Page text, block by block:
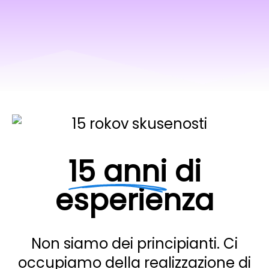
15 anni di
esperienza
Non siamo dei principianti. Ci
occupiamo della realizzazione di